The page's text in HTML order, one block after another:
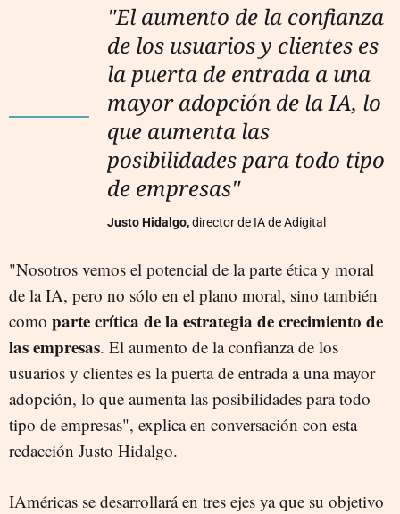
"El aumento de la confianza
de los usuarios y clientes es
la puerta de entrada a una
mayor adopción de la IA, lo
que aumenta las
posibilidades para todo tipo
de empresas"
Justo Hidalgo,director de IA de Adigital
"Nosotros vemos el potencial de la parte ética y moral
de la IA, pero no sólo en el plano moral, sino también
como parte crítica de la estrategia de crecimiento de
las empresas. El aumento de la confianza de los
usuarios y clientes es la puerta de entrada a una mayor
adopción, lo que aumenta las posibilidades para todo
tipo de empresas", explica en conversación con esta
redacción Justo Hidalgo.
IAméricas se desarrollará en tres ejes ya que su objetivo